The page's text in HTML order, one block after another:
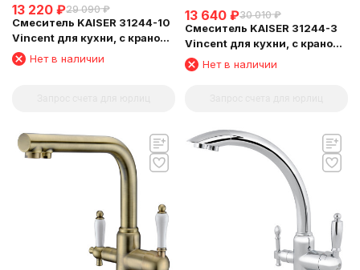
13 220 ₽29 090 ₽
Смеситель KAISER 31244-10
Vincent для кухни, с краном
для питьевой воды, белый
глянц
Нет в наличии
13 640 ₽30 010 ₽
Смеситель KAISER 31244-3
Vincent для кухни, с краном
для питьевой воды,
бронзовый
Нет в наличии